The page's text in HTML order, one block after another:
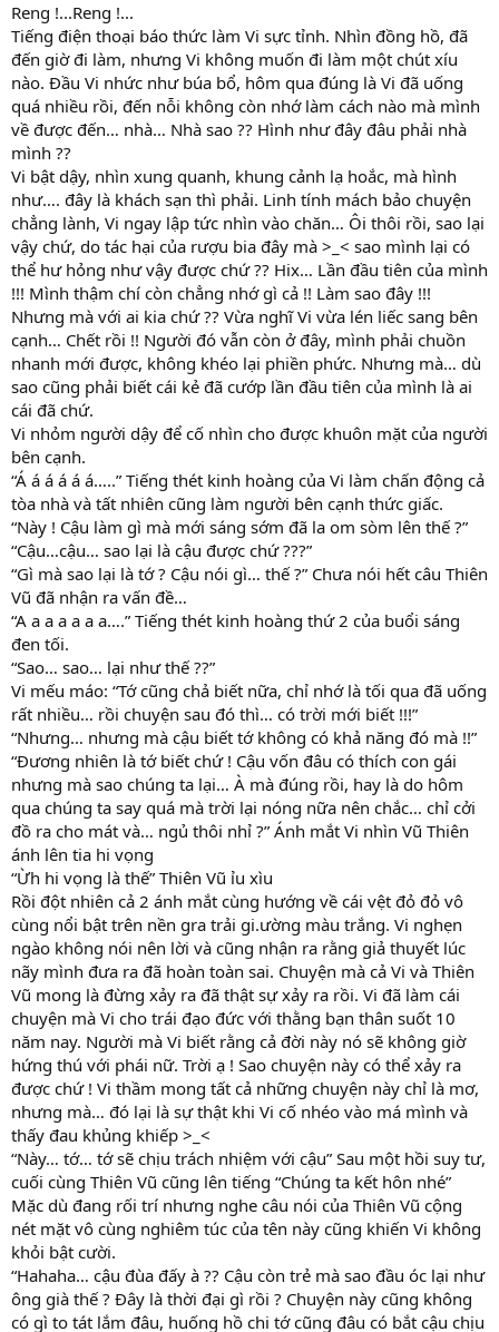
Reng !...Reng !...
Tiếng điện thoại báo thức làm Vi sực tỉnh. Nhìn đồng hồ, đã
đến giờ đi làm, nhưng Vi không muốn đi làm một chút xíu
nào. Đầu Vi nhức như búa bổ, hôm qua đúng là Vi đã uống
quá nhiều rồi, đến nỗi không còn nhớ làm cách nào mà mình
về được đến… nhà… Nhà sao ?? Hình như đây đâu phải nhà
mình ??
Vi bật dậy, nhìn xung quanh, khung cảnh lạ hoắc, mà hình
như…. đây là khách sạn thì phải. Linh tính mách bảo chuyện
chẳng lành, Vi ngay lập tức nhìn vào chăn… Ôi thôi rồi, sao lại
vậy chứ, do tác hại của rượu bia đây mà >_< sao mình lại có
thể hư hỏng như vậy được chứ ?? Hix… Lần đầu tiên của mình
!!! Mình thậm chí còn chẳng nhớ gì cả !! Làm sao đây !!!
Nhưng mà với ai kia chứ ?? Vừa nghĩ Vi vừa lén liếc sang bên
cạnh… Chết rồi !! Người đó vẫn còn ở đây, mình phải chuồn
nhanh mới được, không khéo lại phiền phức. Nhưng mà… dù
sao cũng phải biết cái kẻ đã cướp lần đầu tiên của mình là ai
cái đã chứ.
Vi nhỏm người dậy để cố nhìn cho được khuôn mặt của người
bên cạnh.
“Á á á á á á…..” Tiếng thét kinh hoàng của Vi làm chấn động cả
tòa nhà và tất nhiên cũng làm người bên cạnh thức giấc.
“Này ! Cậu làm gì mà mới sáng sớm đã la om sòm lên thế ?”
“Cậu…cậu… sao lại là cậu được chứ ???”
“Gì mà sao lại là tớ ? Cậu nói gì… thế ?” Chưa nói hết câu Thiên
Vũ đã nhận ra vấn đề…
“A a a a a a a….” Tiếng thét kinh hoàng thứ 2 của buổi sáng
đen tối.
“Sao… sao… lại như thế ??”
Vi mếu máo: “Tớ cũng chả biết nữa, chỉ nhớ là tối qua đã uống
rất nhiều… rồi chuyện sau đó thì… có trời mới biết !!!”
“Nhưng… nhưng mà cậu biết tớ không có khả năng đó mà !!”
“Đương nhiên là tớ biết chứ ! Cậu vốn đâu có thích con gái
nhưng mà sao chúng ta lại… À mà đúng rồi, hay là do hôm
qua chúng ta say quá mà trời lại nóng nữa nên chắc… chỉ cởi
đồ ra cho mát và… ngủ thôi nhỉ ?” Ánh mắt Vi nhìn Vũ Thiên
ánh lên tia hi vọng
“Ừh hi vọng là thế” Thiên Vũ ỉu xìu
Rồi đột nhiên cả 2 ánh mắt cùng hướng về cái vệt đỏ đỏ vô
cùng nổi bật trên nền gra trải gi.ường màu trắng. Vi nghẹn
ngào không nói nên lời và cũng nhận ra rằng giả thuyết lúc
nãy mình đưa ra đã hoàn toàn sai. Chuyện mà cả Vi và Thiên
Vũ mong là đừng xảy ra đã thật sự xảy ra rồi. Vi đã làm cái
chuyện mà Vi cho trái đạo đức với thằng bạn thân suốt 10
năm nay. Người mà Vi biết rằng cả đời này nó sẽ không giờ
hứng thú với phái nữ. Trời ạ ! Sao chuyện này có thể xảy ra
được chứ ! Vi thầm mong tất cả những chuyện này chỉ là mơ,
nhưng mà… đó lại là sự thật khi Vi cố nhéo vào má mình và
thấy đau khủng khiếp >_<
“Này… tớ… tớ sẽ chịu trách nhiệm với cậu” Sau một hồi suy tư,
cuối cùng Thiên Vũ cũng lên tiếng “Chúng ta kết hôn nhé”
Mặc dù đang rối trí nhưng nghe câu nói của Thiên Vũ cộng
nét mặt vô cùng nghiêm túc của tên này cũng khiến Vi không
khỏi bật cười.
“Hahaha… cậu đùa đấy à ?? Cậu còn trẻ mà sao đầu óc lại như
ông già thế ? Đây là thời đại gì rồi ? Chuyện này cũng không
có gì to tát lắm đâu, huống hồ chi tớ cũng đâu có bắt cậu chịu